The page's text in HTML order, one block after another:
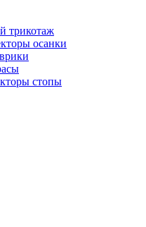
трикотаж
осанки
стопы